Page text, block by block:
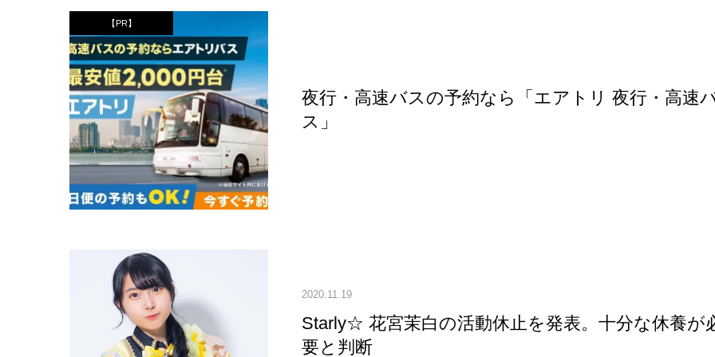
【PR】
夜行・高速バスの予約なら「エアトリ 夜行・高速
ス」
2020.11.19
Starly☆ 花宮茉白の活動休止を発表。十分な休養が
要と判断